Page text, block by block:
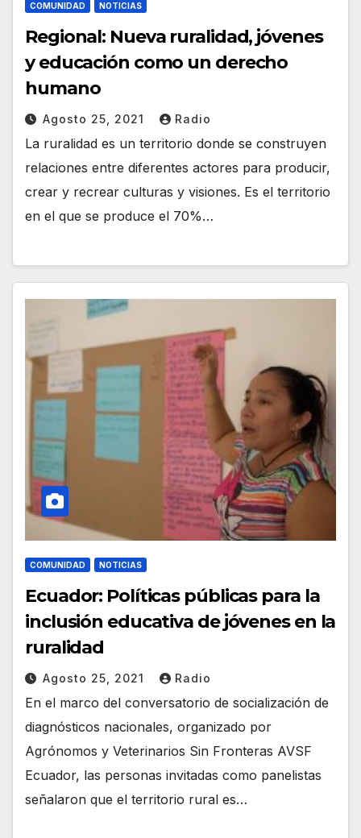
COMUNIDAD NOTICIAS
Regional: Nueva ruralidad, jóvenes
y educación como un derecho
humano
Agosto 25, 2021 Radio
La ruralidad es un territorio donde se construyen
relaciones entre diferentes actores para producir,
crear y recrear culturas y visiones. Es el territorio
en el que se produce el 70%…
COMUNIDAD NOTICIAS
Ecuador: Políticas públicas para la
inclusión educativa de jóvenes en la
ruralidad
Agosto 25, 2021 Radio
En el marco del conversatorio de socialización de
diagnósticos nacionales, organizado por
Agrónomos y Veterinarios Sin Fronteras AVSF
Ecuador, las personas invitadas como panelistas
señalaron que el territorio rural es…